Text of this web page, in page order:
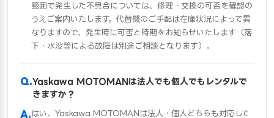
範囲で発生した不具合については、修理・交換の可否を確認の
うえご案内いたします。代替機のご手配は在庫状況によって異
なりますので、発生時に可否と時期をお知らせいたします（落
下・水没等による故障は別途ご相談となります）。
Yaskawa MOTOMANは法人でも個人でもレンタルで
きますか？
はい、Yaskawa MOTOMANは法人・個人どちらも対応して